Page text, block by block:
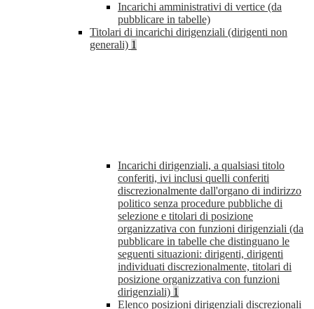
Incarichi amministrativi di vertice (da
pubblicare in tabelle)
Titolari di incarichi dirigenziali (dirigenti non
generali) 1
Incarichi dirigenziali, a qualsiasi titolo
conferiti, ivi inclusi quelli conferiti
discrezionalmente dall'organo di indirizzo
politico senza procedure pubbliche di
selezione e titolari di posizione
organizzativa con funzioni dirigenziali (da
pubblicare in tabelle che distinguano le
seguenti situazioni: dirigenti, dirigenti
individuati discrezionalmente, titolari di
posizione organizzativa con funzioni
dirigenziali) 1
Elenco posizioni dirigenziali discrezionali